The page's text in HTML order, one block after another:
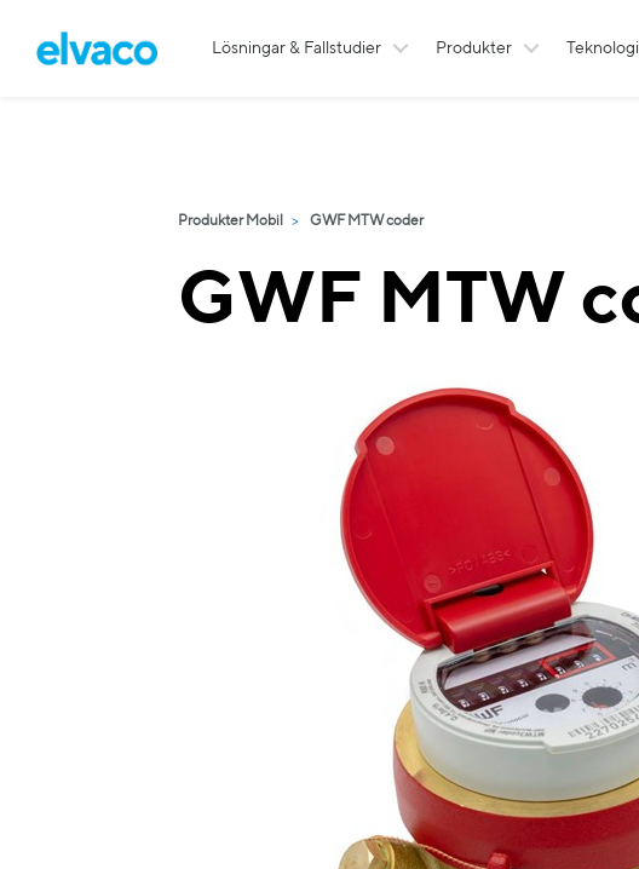
Lösningar & Fallstudier Produkter
Produkter Mobil GWF MTW coder
GWF MTW